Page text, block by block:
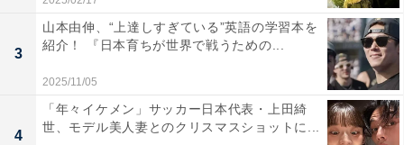
3
山本由伸、“上達しすぎている”英語の学習本を
紹介！ 『日本育ちが世界で戦うための...
2025/11/05
4
「年々イケメン」サッカー日本代表・上田綺
世、モデル美人妻とのクリスマスショットに...